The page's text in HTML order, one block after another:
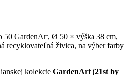
50 GardenArt, Ø 50 × výška 38 cm,
recyklovateľná živica, na výber farby
kolekcie GardenArt (21st by